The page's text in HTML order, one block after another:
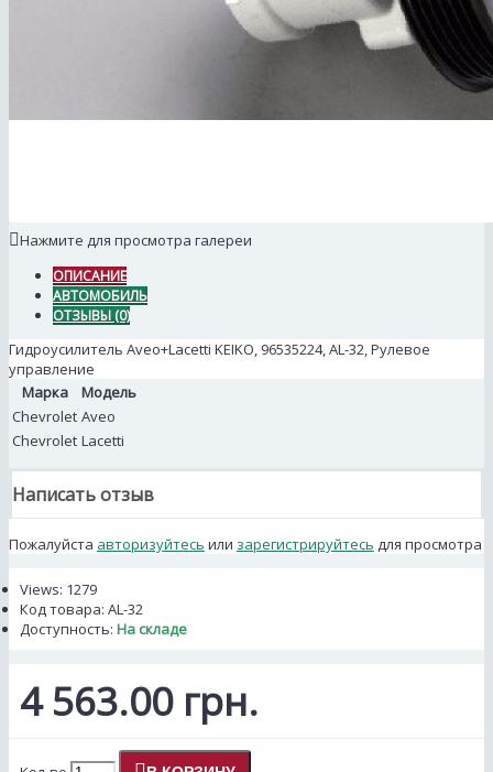
Нажмите для просмотра галереи
ОПИСАНИЕ
АВТОМОБИЛЬ
ОТЗЫВЫ (0)
Гидроусилитель Aveo+Lacetti KEIKO, 96535224, AL-32, Рулевое
управление
Марка
Модель
Chevrolet Aveo
Chevrolet Lacetti
Написать отзыв
Пожалуйста авторизуйтесь или зарегистрируйтесь для просмотра
Views: 1279
Код товара: AL-32
Доступность: На складе
4 563.00 грн.